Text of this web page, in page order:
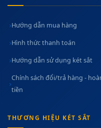
Hướng dẫn mua hàng
Hình thức thanh toán
Hướng dẫn sử dụng két sắt
Chính sách đổi/trả hàng -
tiền
THƯƠNG HIỆU KÉT SẮT